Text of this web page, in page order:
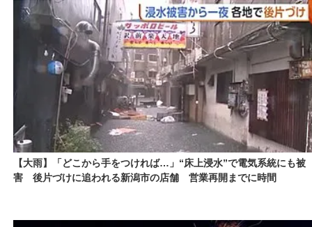
【大雨】「どこから手をつければ…」“床上浸水”で電気系統にも被
害 後片づけに追われる新潟市の店舗 営業再開までに時間